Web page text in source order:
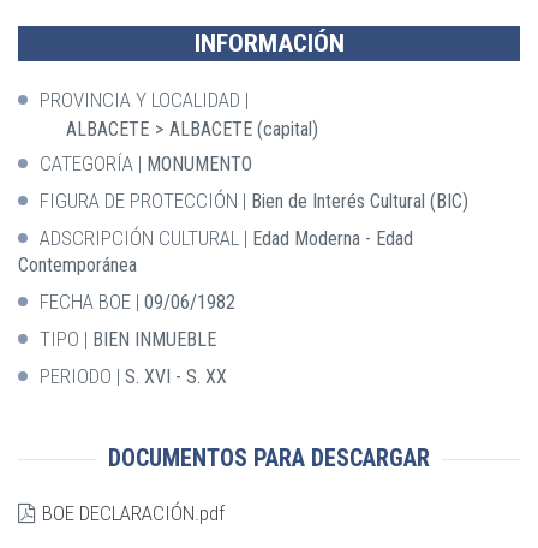
INFORMACIÓN
PROVINCIA Y LOCALIDAD
ALBACETE ALBACETE (capital)
CATEGORÍA MONUMENTO
FIGURA DE PROTECCIÓN Bien de Interés Cultural (BIC)
ADSCRIPCIÓN CULTURAL
Edad Moderna - Edad
Contemporánea
FECHA BOE 09/06/1982
TIPO BIEN INMUEBLE
PERIODO S. XVI - S. XX
DOCUMENTOS PARA DESCARGAR
BOE DECLARACIÓN.pdf